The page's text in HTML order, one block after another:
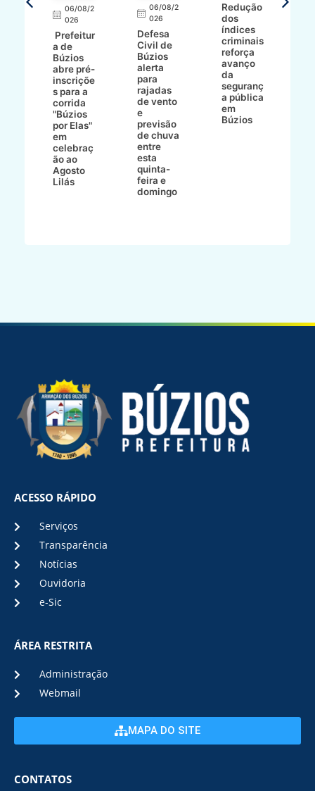
06/08/2
026
Prefeitur
a de
Búzios
abre pré-
inscriçõe
s para a
corrida
"Búzios
por Elas"
em
celebraç
ão ao
Agosto
Lilás
06/08/2
026
Defesa
Civil de
Búzios
alerta
para
rajadas
de vento
e
previsão
de chuva
entre
esta
quinta-
feira e
domingo
Redução
dos
índices
criminais
reforça
avanço
da
seguranç
a pública
em
Búzios
ACESSO RÁPIDO
Serviços
Transparência
Notícias
Ouvidoria
e-Sic
ÁREA RESTRITA
Administração
Webmail
MAPA DO SITE
CONTATOS